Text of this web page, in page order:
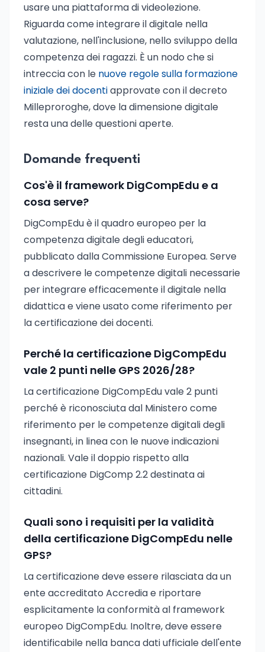
usare una piattaforma di videolezione.
Riguarda come integrare il digitale nella
valutazione, nell'inclusione, nello sviluppo della
competenza dei ragazzi. È un nodo che si
intreccia con le nuove regole sulla formazione
iniziale dei docentiapprovate con il decreto
Milleproroghe, dove la dimensione digitale
resta una delle questioni aperte.
Domande frequenti
Cos'è il framework DigCompEdu e a
cosa serve?
DigCompEdu è il quadro europeo per la
competenza digitale degli educatori,
pubblicato dalla Commissione Europea. Serve
a descrivere le competenze digitali necessarie
per integrare efficacemente il digitale nella
didattica e viene usato come riferimento per
la certificazione dei docenti.
Perché la certificazione DigCompEdu
vale 2 punti nelle GPS 2026/28?
La certificazione DigCompEdu vale 2 punti
perché è riconosciuta dal Ministero come
riferimento per le competenze digitali degli
insegnanti, in linea con le nuove indicazioni
nazionali. Vale il doppio rispetto alla
certificazione DigComp 2.2 destinata ai
cittadini.
Quali sono i requisiti per la validità
della certificazione DigCompEdu nelle
GPS?
La certificazione deve essere rilasciata da un
ente accreditato Accredia e riportare
esplicitamente la conformità al framework
europeo DigCompEdu. Inoltre, deve essere
identificabile nella banca dati ufficiale dell'ente